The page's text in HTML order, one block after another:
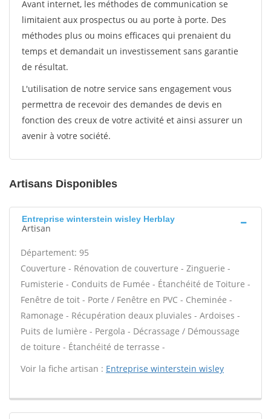
Avant internet, les méthodes de communication se
limitaient aux prospectus ou au porte à porte. Des
méthodes plus ou moins efficaces qui prenaient du
temps et demandait un investissement sans garantie
de résultat.
L'utilisation de notre service sans engagement vous
permettra de recevoir des demandes de devis en
fonction des creux de votre activité et ainsi assurer un
avenir à votre société.
Artisans Disponibles
Entreprise winterstein wisley Herblay
Artisan
Département: 95
Couverture - Rénovation de couverture - Zinguerie -
Fumisterie - Conduits de Fumée - Étanchéité de Toiture -
Fenêtre de toit - Porte / Fenêtre en PVC - Cheminée -
Ramonage - Récupération deaux pluviales - Ardoises -
Puits de lumière - Pergola - Décrassage / Démoussage
de toiture - Étanchéité de terrasse -
Voir la fiche artisan : Entreprise winterstein wisley